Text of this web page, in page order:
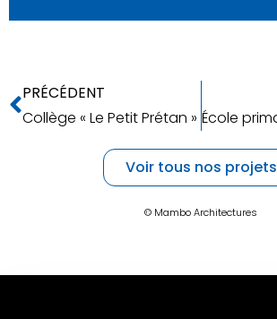
PRÉCÉDENT
Collège « Le Petit Prétan »
Voir tous nos projets
© Mambo Architectures